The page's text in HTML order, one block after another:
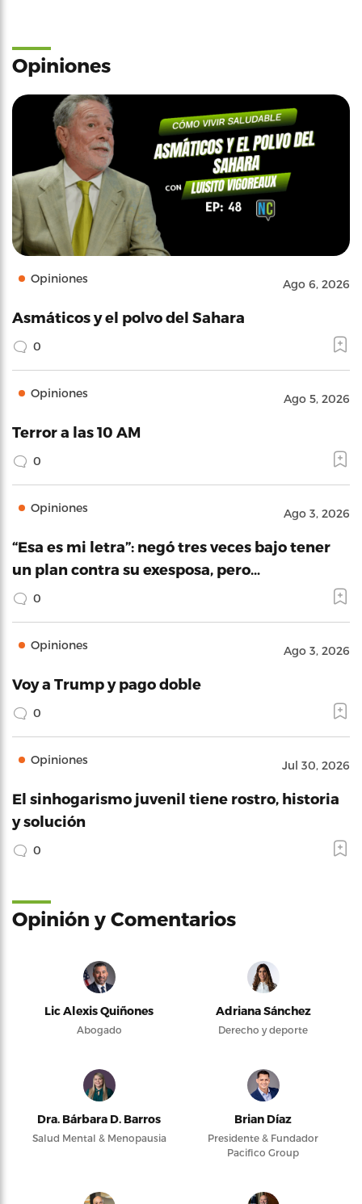
Opiniones
Opiniones Ago 6, 2026
Asmáticos y el polvo del Sahara
0
Opiniones Ago 5, 2026
Terror a las 10 AM
0
Opiniones Ago 3, 2026
“Esa es mi letra”: negó tres veces bajo tener
un plan contra su exesposa, pero…
0
Opiniones Ago 3, 2026
Voy a Trump y pago doble
0
Opiniones Jul 30, 2026
El sinhogarismo juvenil tiene rostro, historia
y solución
0
Opinión y Comentarios
Lic Alexis Quiñones
Abogado
Adriana Sánchez
Derecho y deporte
Dra. Bárbara D. Barros
Salud Mental & Menopausia
Brian Díaz
Presidente & Fundador
Pacifico Group